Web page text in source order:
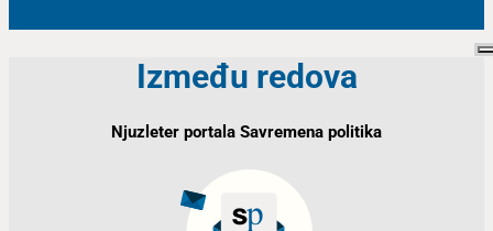
Između redova
Njuzleter portala Savremena politika